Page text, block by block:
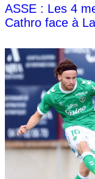
ASSE : Les 4
Cathro face à